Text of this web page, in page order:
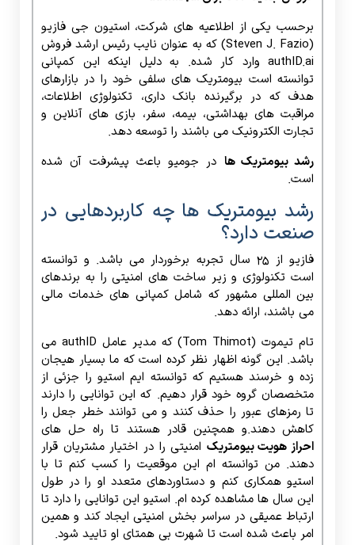
برحسب یکی از اطلاعیه های شرکت، استیون جی فازیو
(Steven J. Fazio) که به عنوان نایب رئیس ارشد فروش
authID.ai وارد کار شده. به دلیل اینکه این کمپانی
توانسته است بیومتریک های سلفی خود را در بازارهای
هدف که در برگیرنده بانک داری، تکنولوژی اطلاعات،
مراقبت های بهداشتی، بیمه، سفر، بازی های آنلاین و
تجارت الکترونیک می باشند را توسعه دهد.
رشد بیومتریک ها در جومیو باعث پیشرفت آن شده
است.
رشد بیومتریک ها چه کاربردهایی در
صنعت دارد؟
فازیو از 25 سال تجربه برخوردار می باشد. و توانسته
است تکنولوژی و زیر ساخت های امنیتی را به برندهای
بین المللی مشهور که شامل کمپانی های خدمات مالی
می باشند، ارائه دهد.
تام تیموت (Tom Thimot) که مدیر عامل authID می
باشد. این گونه اظهار نظر کرده است که ما بسیار هیجان
زده و خرسند هستیم که توانسته ایم استیو را جزئی از
متخصصان گروه خود قرار دهیم. که این توانایی را دارند
تا رمزهای عبور را حذف کنند و می توانند خطر جعل را
کاهش دهند.و همچنین قادر هستند تا راه حل های
احراز هویت بیومتریک امنیتی را در اختیار مشتریان قرار
دهند. من توانسته ام این موقعیت را کسب کنم تا با
استیو همکاری کنم و دستاوردهای متعدد او را در طول
این سال ها مشاهده کرده ام. استیو این توانایی را دارد تا
ارتباط عمیقی در سراسر بخش امنیتی ایجاد کند و همین
امر باعث شده است تا شهرت بی همتای او تایید شود.